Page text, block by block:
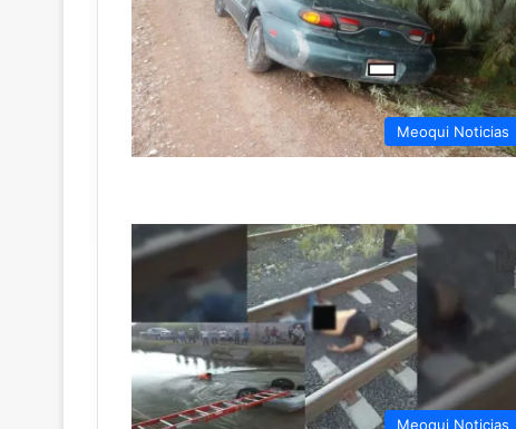
Meoqui Noticias
Meoqui Noticias